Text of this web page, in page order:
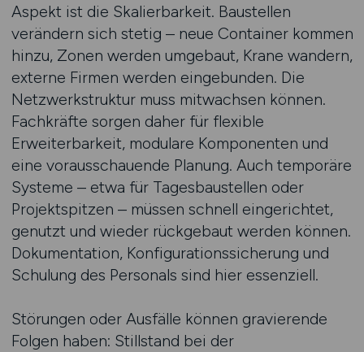
Aspekt ist die Skalierbarkeit. Baustellen
verändern sich stetig – neue Container kommen
hinzu, Zonen werden umgebaut, Krane wandern,
externe Firmen werden eingebunden. Die
Netzwerkstruktur muss mitwachsen können.
Fachkräfte sorgen daher für flexible
Erweiterbarkeit, modulare Komponenten und
eine vorausschauende Planung. Auch temporäre
Systeme – etwa für Tagesbaustellen oder
Projektspitzen – müssen schnell eingerichtet,
genutzt und wieder rückgebaut werden können.
Dokumentation, Konfigurationssicherung und
Schulung des Personals sind hier essenziell.
Störungen oder Ausfälle können gravierende
Folgen haben: Stillstand bei der